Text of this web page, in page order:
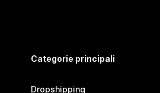
Categorie principali
Dropshipping